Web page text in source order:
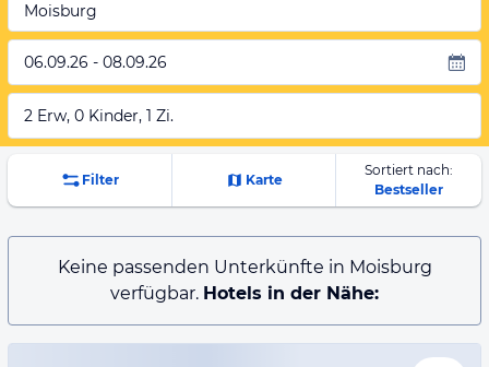
Moisburg
06.09.26 - 08.09.26
2 Erw, 0 Kinder, 1 Zi.
Filter Karte
Sortiert nach:
Bestseller
Keine passenden Unterkünfte in Moisburg
verfügbar. Hotels in der Nähe: